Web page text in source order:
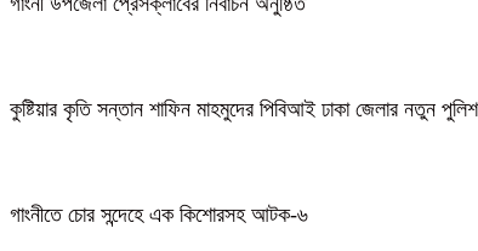
কুষ্টিয়ার কৃতি সন্তান শাফিন মাহমুদের পিবিআই ঢাকা জেলার নতুন
গাংনীতে চোর সন্দেহে এক কিশোরসহ আটক-৬